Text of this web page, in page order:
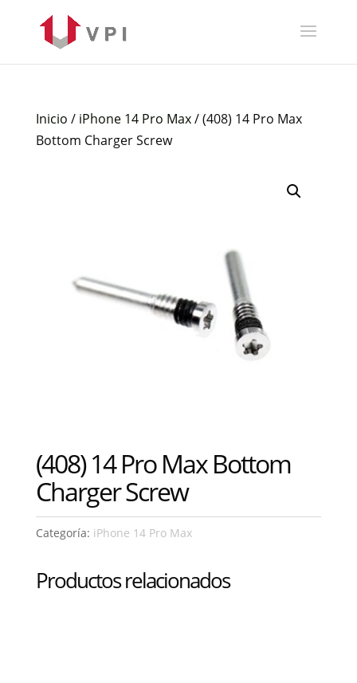
Inicio / iPhone 14 Pro Max/ (408) 14 Pro Max
Bottom Charger Screw
(408) 14 Pro Max Bottom
Charger Screw
Categoría: iPhone 14 Pro Max
Productos relacionados